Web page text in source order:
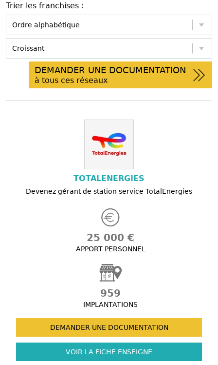
Trier les franchises :
DEMANDER UNE DOCUMENTATION
à tous ces réseaux
TOTALENERGIES
Devenez gérant de station service TotalEnergies
25 000 €
APPORT PERSONNEL
959
IMPLANTATIONS
DEMANDER UNE DOCUMENTATION
VOIR LA FICHE ENSEIGNE